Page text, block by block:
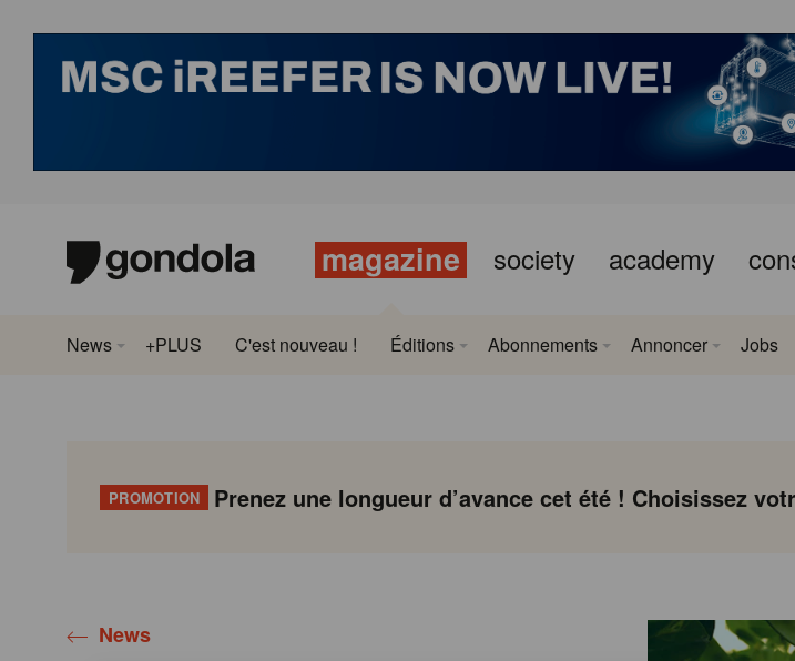
magazine society academy
News +PLUS C'est nouveau ! Éditions Abonnements Annoncer Jobs
PROMOTION Prenez une longueur d’avance cet été ! Choisissez
News